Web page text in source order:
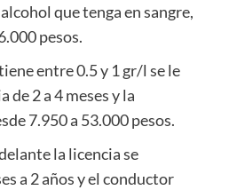
que tenga en sangre,
pesos.
entre 0.5 y 1 gr/l se le
2 a 4 meses y la
7.950 a 53.000 pesos.
la licencia se
a 2 años y el conductor